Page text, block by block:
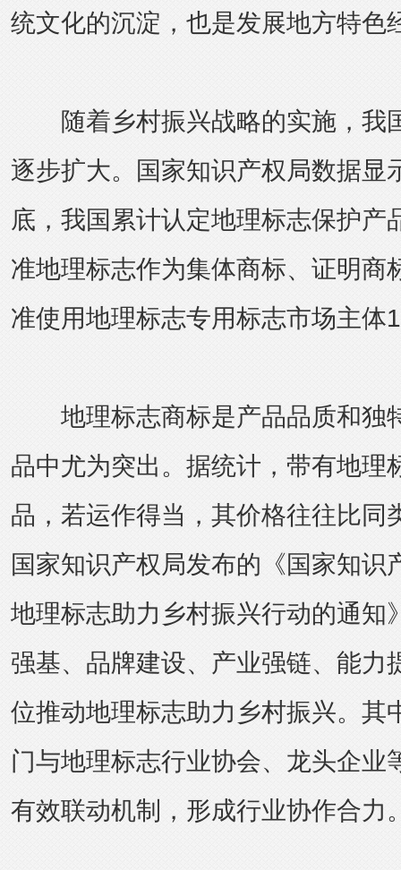
统文化的沉淀，也是发展地方特色
随着乡村振兴战略的实施，我
逐步扩大。国家知识产权局数据显
底，我国累计认定地理标志保护产
准地理标志作为集体商标、证明商
准使用地理标志专用标志市场主体
地理标志商标是产品品质和独
品中尤为突出。据统计，带有地理
品，若运作得当，其价格往往比同
国家知识产权局发布的《国家知识
地理标志助力乡村振兴行动的通知
强基、品牌建设、产业强链、能力
位推动地理标志助力乡村振兴。其
门与地理标志行业协会、龙头企业
有效联动机制，形成行业协作合力